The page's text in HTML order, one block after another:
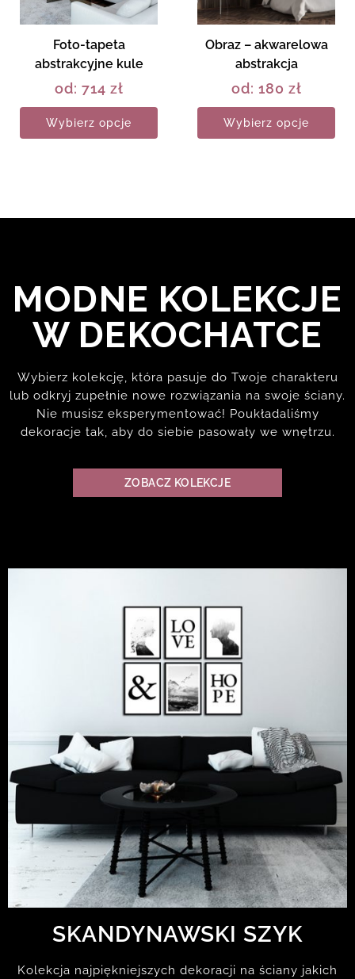
Foto-tapeta
abstrakcyjne kule
od: 714 zł
Wybierz opcje
Obraz – akwarelowa
abstrakcja
od: 180 zł
Wybierz opcje
MODNE KOLEKCJE
W DEKOCHATCE
Wybierz kolekcję, która pasuje do Twoje charakteru
lub odkryj zupełnie nowe rozwiązania na swoje ściany.
Nie musisz eksperymentować! Poukładaliśmy
dekoracje tak, aby do siebie pasowały we wnętrzu.
ZOBACZ KOLEKCJE
SKANDYNAWSKI SZYK
Kolekcja najpiękniejszych dekoracji na ściany jakich